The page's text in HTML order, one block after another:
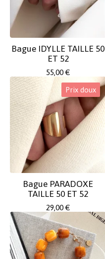
Bague IDYLLE TAILLE 50
ET 52
55,00 €
Prix doux
Bague PARADOXE
TAILLE 50 ET 52
29,00 €